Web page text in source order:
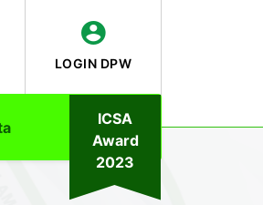
LOGIN DPW
ICSA
Award
2023